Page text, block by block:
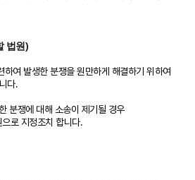
법원)
하여 발생한 분쟁을 원만하게 해결하기 위하여
다.
분쟁에 대해 소송이 제기될 경우
로 지정조치 합니다.